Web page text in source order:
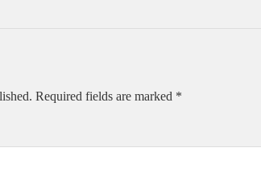
Required fields are marked *